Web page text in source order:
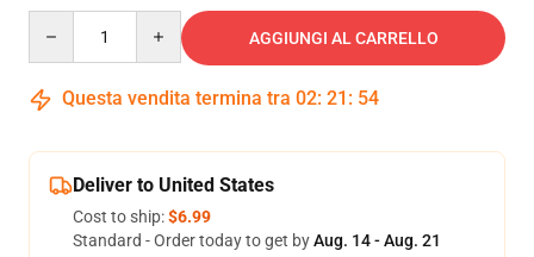
AGGIUNGI AL CARRELLO
Questa vendita termina tra 02: 21 : 53
Deliver to United States
Cost to ship:$6.99
Standard - Order today to get byAug. 14 - Aug. 21